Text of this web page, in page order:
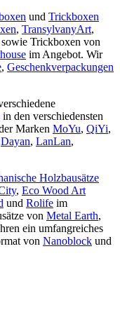
und Trickboxen
, TransylvanyArt,
sowie Trickboxen von
im Angebot. Wir
, Geschenkverpackungen
in den verschiedensten
Marken MoYu, QiYi,
Dayan, LanLan,
Holzbausätze
, Eco Wood Art
und Rolife im
von Metal Earth,
ein umfangreiches
von Nanoblock und